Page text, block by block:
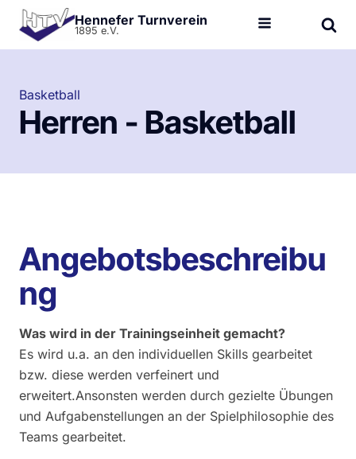
Hennefer Turnverein
1895 e.V.
Basketball
Herren - Basketball
Angebotsbeschreibu
ng
Was wird in der Trainingseinheit gemacht?
Es wird u.a. an den individuellen Skills gearbeitet
bzw. diese werden verfeinert und
erweitert.Ansonsten werden durch gezielte Übungen
und Aufgabenstellungen an der Spielphilosophie des
Teams gearbeitet.